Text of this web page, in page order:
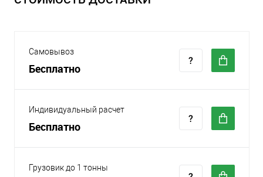
Самовывоз
Бесплатно
Индивидуальный расчет
Бесплатно
Грузовик до 1 тонны